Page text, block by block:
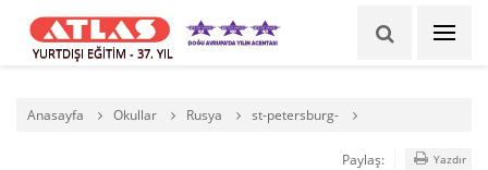
YURTDIŞI EĞİTİM - 37. YIL
Anasayfa Okullar Rusya st-petersburg-
Paylaş: Yazdır